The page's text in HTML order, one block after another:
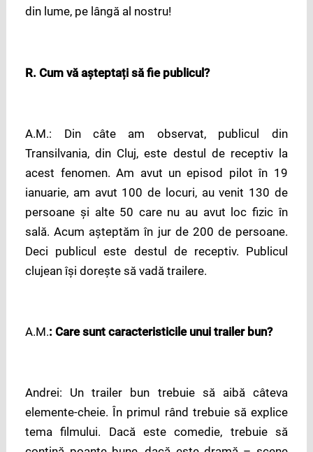
din lume, pe lângă al nostru!
R. Cum vă așteptați să fie publicul?
A.M.: Din câte am observat, publicul din
Transilvania, din Cluj, este destul de receptiv la
acest fenomen. Am avut un episod pilot în 19
ianuarie, am avut 100 de locuri, au venit 130 de
persoane și alte 50 care nu au avut loc fizic în
sală. Acum așteptăm în jur de 200 de persoane.
Deci publicul este destul de receptiv. Publicul
clujean își dorește să vadă trailere.
A.M.: Care sunt caracteristicile unui trailer bun?
Andrei: Un trailer bun trebuie să aibă câteva
elemente-cheie. În primul rând trebuie să explice
tema filmului. Dacă este comedie, trebuie să